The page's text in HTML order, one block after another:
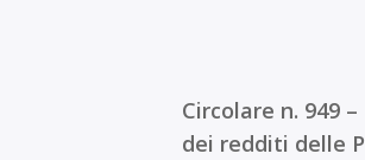
Circolare n. 949
dei redditi delle